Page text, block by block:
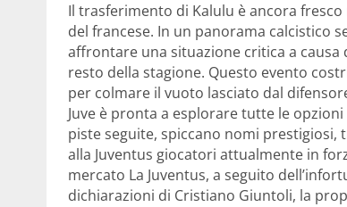
Il trasferimento di Kalulu è ancora
del francese. In un panorama calcistico
affrontare una situazione critica a
resto della stagione. Questo evento
per colmare il vuoto lasciato dal
Juve è pronta a esplorare tutte le
piste seguite, spiccano nomi
alla Juventus giocatori attualmente in
mercato La Juventus, a seguito
dichiarazioni di Cristiano Giuntoli, la